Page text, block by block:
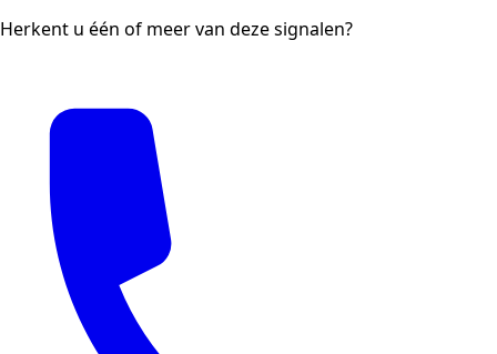
Herkent u één of meer van deze signalen?